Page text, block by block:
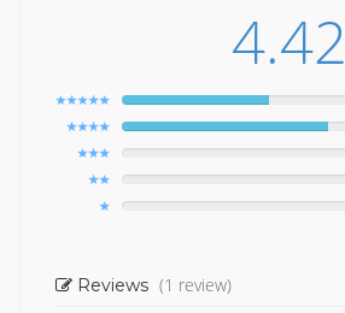
4.42
Reviews (1 review)